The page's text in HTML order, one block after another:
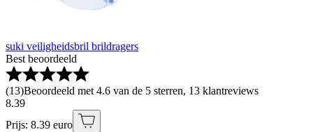
suki veiligheidsbril brildragers
Best beoordeeld
(13)Beoordeeld met 4.6 van de 5 sterren, 13 klantreviews
8.39
Prijs: 8.39 euro